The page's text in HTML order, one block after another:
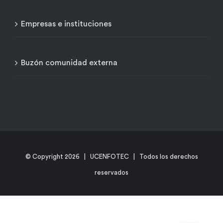
Empresas e instituciones
Buzón comunidad externa
© Copyright 2026 | UCENFOTEC | Todos los derechos
reservados